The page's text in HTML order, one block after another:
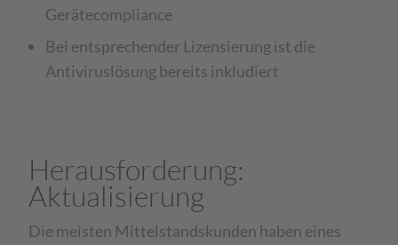
Gerätecompliance
Bei entsprechender Lizensierung ist die
Antiviruslösung bereits inkludiert
Herausforderung:
Aktualisierung
Die meisten Mittelstandskunden haben eines